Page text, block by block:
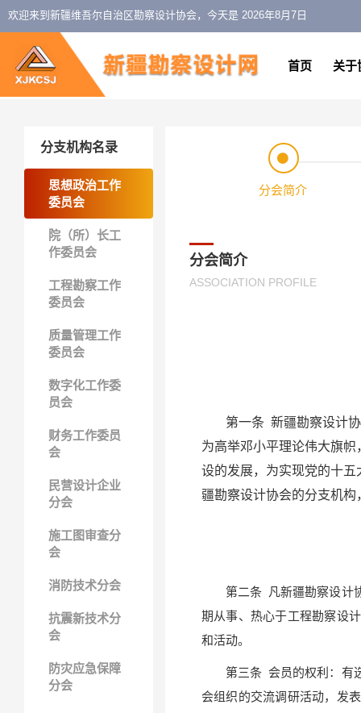
欢迎来到新疆维吾尔自治区勘察设计协会，今天是 2026年8月7日
首页 关于
分支机构名录
思想政治工作
委员会
院（所）长工
作委员会
工程勘察工作
委员会
质量管理工作
委员会
数字化工作委
员会
财务工作委员
会
民营设计企业
分会
施工图审查分
会
消防技术分会
抗震新技术分
会
防灾应急保障
分会
分会简介
分会简介
ASSOCIATION PROFILE
第一条 新疆勘察设计
为高举邓小平理论伟大旗帜
设的发展，为实现党的十
疆勘察设计协会的分支机
第二条 凡新疆勘察设计
期从事、热心于工程勘察设
和活动。
第三条 会员的权利：有
会组织的交流调研活动，发